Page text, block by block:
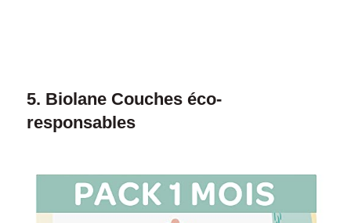
5. Biolane Couches éco-
responsables